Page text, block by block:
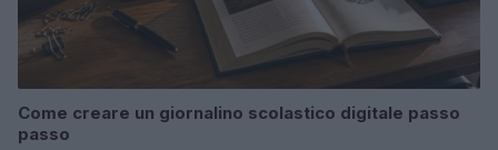
Come creare un giornalino scolastico digitale passo
passo